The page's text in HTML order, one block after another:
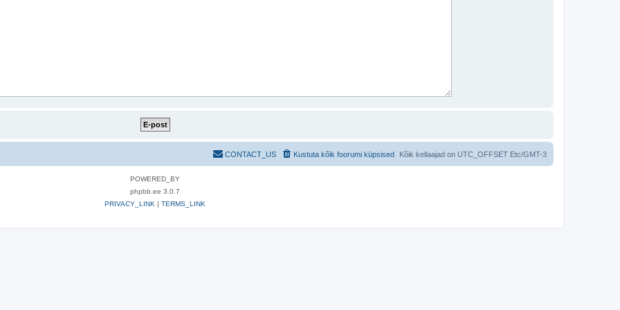
Kõik kellaajad on UTC_OFFSET Etc/GMT-3
Kustuta kõik foorumi küpsised
CONTACT_US
POWERED_BY
phpbb.ee 3.0.7
PRIVACY_LINK | TERMS_LINK